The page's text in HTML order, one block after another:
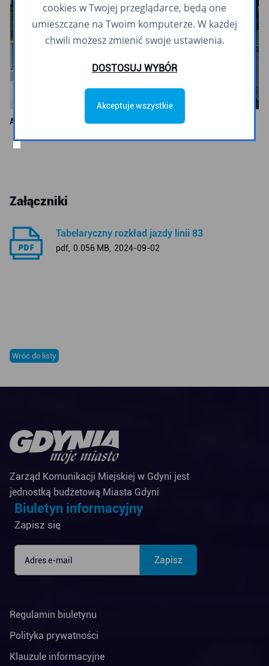
Autobus linii 83, węzeł integracyjny Rumia Janowo
Załączniki
Tabelaryczny rozkład jazdy linii 83
pdf, 0.056 MB, 2024-09-02
Wróć do listy
Zarząd Komunikacji Miejskiej w Gdyni jest
jednostką budżetową Miasta Gdyni
Biuletyn informacyjny
Zapisz się
Regulamin biuletynu
Polityka prywatności
Klauzule informacyjne
cookies w Twojej przeglądarce, będą one
umieszczane na Twoim komputerze. W każdej
chwili możesz zmienić swoje ustawienia.
DOSTOSUJ WYBÓR
Akceptuje wszystkie